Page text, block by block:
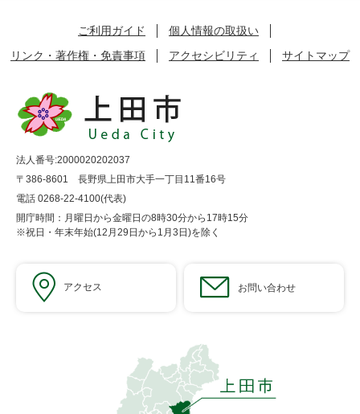
ご利用ガイド
個人情報の取扱い
リンク・著作権・免責事項
アクセシビリティ サイトマップ
法人番号:2000020202037
〒386-8601 長野県上田市大手一丁目11番16号
電話 0268-22-4100(代表)
開庁時間：月曜日から金曜日の8時30分から17時15分
※祝日・年末年始(12月29日から1月3日)を除く
アクセス お問い合わせ